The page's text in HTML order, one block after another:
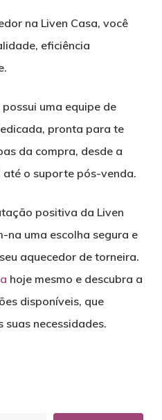
na Liven Casa, você
eficiência
uma equipe de
pronta para te
da compra, desde a
o suporte pós-venda.
positiva da Liven
na uma escolha segura e
aquecedor de torneira.
hoje mesmo e descubra a
disponíveis, que
necessidades.